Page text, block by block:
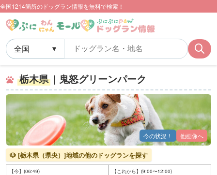
全国1214箇所のドッグラン情報を無料で検索！
栃木県 | 鬼怒グリーンパーク
今の状況！ 他画像へ
🐶 [栃木県（県央）]地域の他のドッグランを探す
【今】(06:49)
【これから】(9:00〜12:00)